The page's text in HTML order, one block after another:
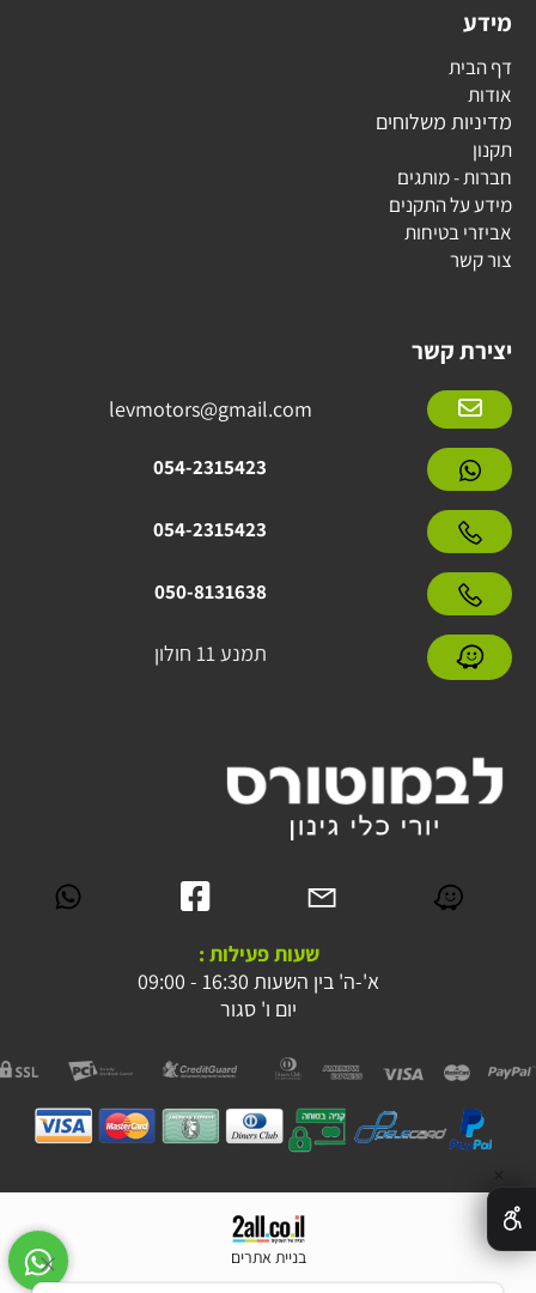
מידע
דף הבית
אודות
מדיניות משלוחים
תקנון
חברות - מותגים
מידע על התקנים
אביזרי בטיחות
צור קשר
יצירת קשר
levmotors@gmail.com
054-2315423
054-2315423
050-8131638
תמנע 11 חולון
שעות פעילות :
א'-ה' בין השעות 16:30 - 09:00
יום ו' סגור
בניית אתרים